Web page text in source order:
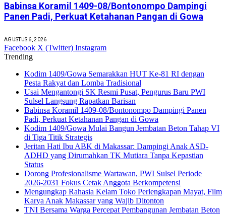
Babinsa Koramil 1409-08/Bontonompo Dampingi
Panen Padi, Perkuat Ketahanan Pangan di Gowa
AGUSTUS 6, 2026
Facebook X (Twitter) Instagram
Trending
Kodim 1409/Gowa Semarakkan HUT Ke-81 RI dengan
Pesta Rakyat dan Lomba Tradisional
Usai Mengantongi SK Resmi Pusat, Pengurus Baru PWI
Sulsel Langsung Rapatkan Barisan
Babinsa Koramil 1409-08/Bontonompo Dampingi Panen
Padi, Perkuat Ketahanan Pangan di Gowa
Kodim 1409/Gowa Mulai Bangun Jembatan Beton Tahap VI
di Tiga Titik Strategis
Jeritan Hati Ibu ABK di Makassar: Dampingi Anak ASD-
ADHD yang Dirumahkan TK Mutiara Tanpa Kepastian
Status
Dorong Profesionalisme Wartawan, PWI Sulsel Periode
2026-2031 Fokus Cetak Anggota Berkompetensi
Mengungkap Rahasia Kelam Toko Perlengkapan Mayat, Film
Karya Anak Makassar yang Wajib Ditonton
TNI Bersama Warga Percepat Pembangunan Jembatan Beton